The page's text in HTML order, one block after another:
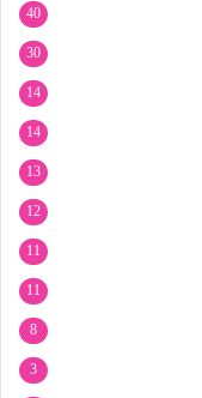
40
30
14
14
13
12
11
11
8
3